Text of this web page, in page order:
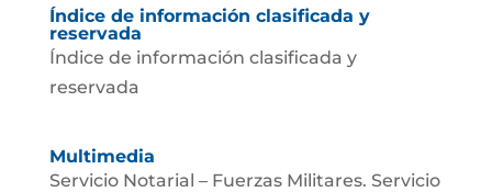
Índice de información clasificada y
reservada
Índice de información clasificada y
reservada
Multimedia
Servicio Notarial – Fuerzas Militares. Servicio